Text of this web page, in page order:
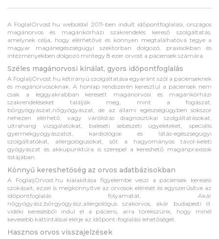
A FoglalOrvost.hu weboldal 2011-ben indult időpontfoglalási, országos
magánorvos és magánkórházi szakrendelés kereső szolgáltatás,
amelynek célja, hogy elérhetővé és könnyen megtalálhatóvá tegye a
magyar magánegészségügyi szektorban dolgozó, praxisokban és
intézményekben dolgozó mintegy 8 ezer orvost a páciensek számára.
Széles magánorvosi kínálat, gyors időpontfoglalás
A FoglaljOrvost.hu kétirányú szolgáltatása egyaránt szól a pácienseknek
és magánorvosoknak. A honlap rendszerén keresztül a páciensek nem
csak a leggyakrabban keresett magánorvosi és magánkórházi
szakrendeléseket találják meg, mint a fogászat,
bőrgyógyászat,nőgyógyászat, de az állami egészségügyben sokszor
nehezen elérhető, vagy várólistás diagnosztikai szolgáltatásokat,
ultrahang vizsgálatokat, baleseti sebészeti ügyeleteket, speciális
gyermekgyógyászatot, kardiológiai és látás-egészségügyi
szolgáltatókat, allergológusokat, sőt a hagyományos távol-keleti
gyógyászat és akkupunktúra is szerepel a kereshető magánpraxisok
listájában.
Könnyű kereshetőség az orvos adatbázisokban
A FoglaljOrvost.hu kialakítása figyelembe veszi a páciensek keresési
szokásait, ezzel is megkönnyítve az orvosok elérését és egyszerűsítve az
időpontfoglalás folyamatát. Akár
nőgyógyász,bőrgyógyász,allergológus szakorvos, akár budapesti ill.
vidéki keresésből indul el a páciens, arra törekszünk, hogy minél
kevesebb kattintással elérje az időpont-foglalási lehetőséget.
Hasznos orvos visszajelzések